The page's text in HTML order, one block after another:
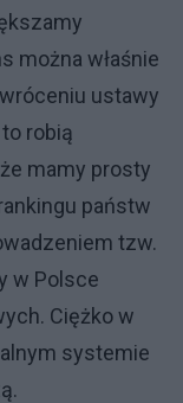
można właśnie
ustawy
robią
mamy prosty
państw
tzw.
w Polsce
Ciężko w
systemie